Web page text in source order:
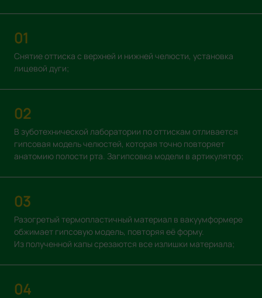
01
Снятие оттиска с верхней и нижней челюсти, установка
лицевой дуги;
02
В зуботехнической лаборатории по оттискам отливается
гипсовая модель челюстей, которая точно повторяет
анатомию полости рта. Загипсовка модели в артикулятор;
03
Разогретый термопластичный материал в вакуумформере
обжимает гипсовую модель, повторяя её форму.
Из полученной капы срезаются все излишки материала;
04